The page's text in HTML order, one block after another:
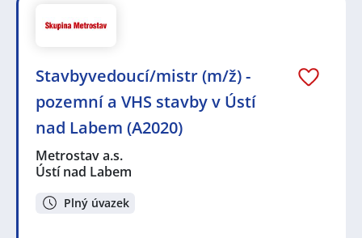
Stavbyvedoucí/mistr (m/ž) -
pozemní a VHS stavby v Ústí
nad Labem (A2020)
Metrostav a.s.
Ústí nad Labem
Plný úvazek